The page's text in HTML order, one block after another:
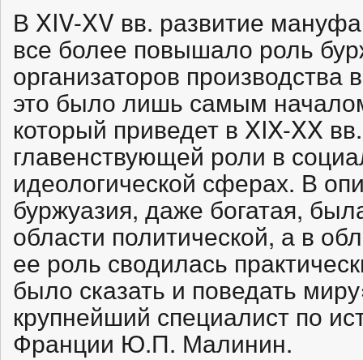
В XIV-XV вв. развитие
все более повышало роль
организаторов
это было лишь самым
который приведет в XIX-XX
главенствующей роли в
идеологической сферах. В
буржуазия, даже богатая,
области политической, а в
ее роль сводилась
было сказать и поведать
крупнейший специалист по
Франции Ю.П. Малинин.